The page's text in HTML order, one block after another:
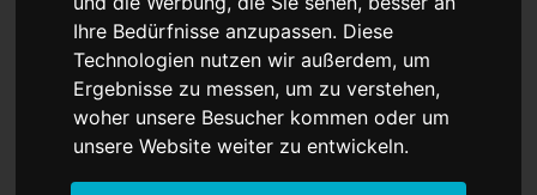
Ihre Bedürfnisse anzupassen. Diese
Technologien nutzen wir außerdem, um
Ergebnisse zu messen, um zu verstehen,
woher unsere Besucher kommen oder um
unsere Website weiter zu entwickeln.
großem Star-Aufgebot
eröffnet